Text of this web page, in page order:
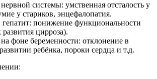
системы: умственная отсталость у
у стариков, энцефалопатия.
гепатит: понижение функциональности
цирроза).
фоне беременности: отклонение в
ребёнка, пороки сердца и т.д.